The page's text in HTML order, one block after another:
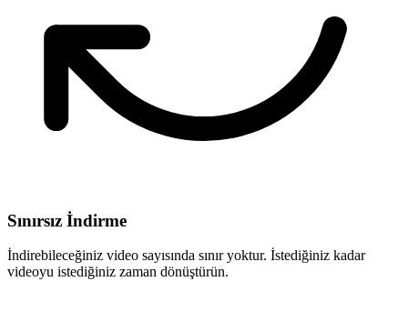
Sınırsız İndirme
İndirebileceğiniz video sayısında sınır yoktur. İstediğiniz kadar
videoyu istediğiniz zaman dönüştürün.